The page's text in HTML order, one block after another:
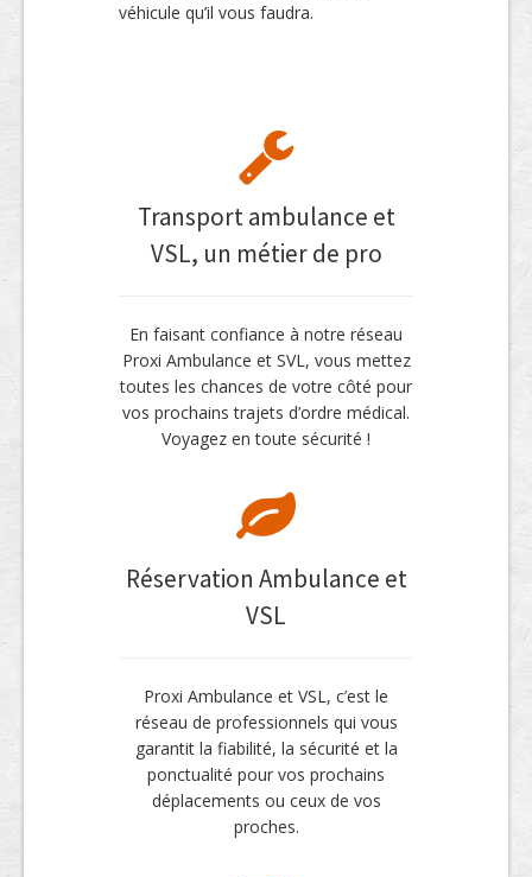
véhicule qu’il vous faudra.
Transport ambulance et
VSL, un métier de pro
En faisant confiance à notre réseau
Proxi Ambulance et SVL, vous mettez
toutes les chances de votre côté pour
vos prochains trajets d’ordre médical.
Voyagez en toute sécurité !
Réservation Ambulance et
VSL
Proxi Ambulance et VSL, c’est le
réseau de professionnels qui vous
garantit la fiabilité, la sécurité et la
ponctualité pour vos prochains
déplacements ou ceux de vos
proches.